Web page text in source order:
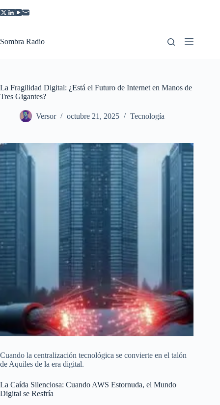
al
Sombra Radio
La Fragilidad Digital: ¿Está el Futuro de Internet en Manos de
Tres Gigantes?
Versor octubre 21, 2025 Tecnología
Cuando la centralización tecnológica se convierte en el talón
de Aquiles de la era digital.
La Caída Silenciosa: Cuando AWS Estornuda, el Mundo
Digital se Resfría